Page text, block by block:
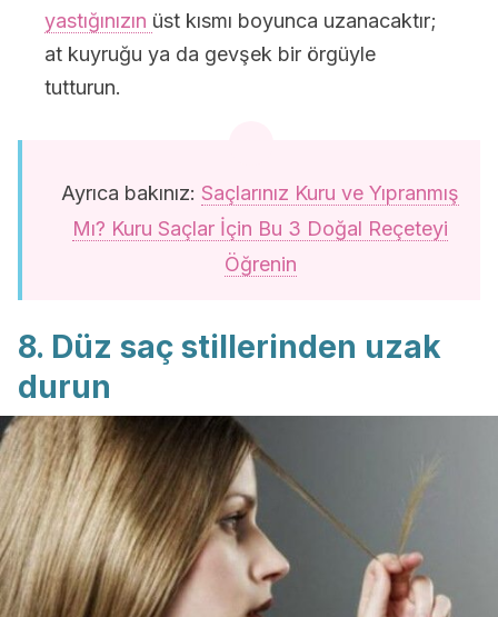
yastığınızın üst kısmı boyunca uzanacaktır;
at kuyruğu ya da gevşek bir örgüyle
tutturun.
Ayrıca bakınız: Saçlarınız Kuru ve Yıpranmış
Mı? Kuru Saçlar İçin Bu 3 Doğal Reçeteyi
Öğrenin
8. Düz saç stillerinden uzak
durun